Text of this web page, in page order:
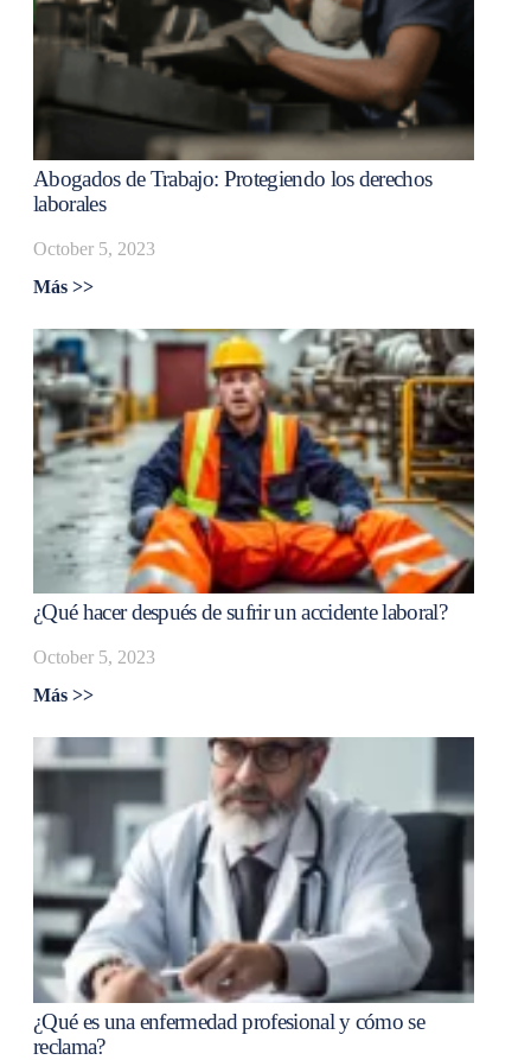
Abogados de Trabajo: Protegiendo los derechos
laborales
October 5, 2023
Más >>
¿Qué hacer después de sufrir un accidente laboral?
October 5, 2023
Más >>
¿Qué es una enfermedad profesional y cómo se
reclama?